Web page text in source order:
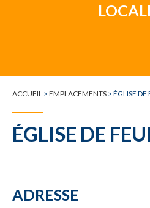
ACCUEIL > EMPLACEMENTS > ÉGLISE DE
ÉGLISE DE
ADRESSE